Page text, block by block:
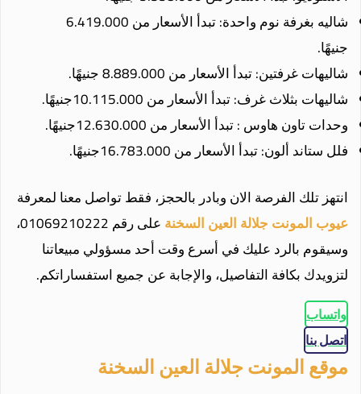
شاليه بغرفة نوم واحدة: تبدأ الأسعار من 6.419.000
جنيهًا.
شاليهات غرفتين: تبدأ الأسعار من 8.889.000 جنيهًا.
شاليهات بثلاث غرف: تبدأ الأسعار من 10.115.000جنيهًا.
وحدات تاون هاوس : تبدأ الأسعار من 12.630.000جنيهًا.
فلل ستاند ألون: تبدأ الأسعار من 16.783.000جنيهًا.
انتهز تلك الفرصة الان وبادر بالحجز، فقط تواصل معنا لمعرفة
عيوب المونت جلالة العينالسخنة
على رقم 01069210222،
وسيقوم بالرد عليك في أسرع وقت أحد مسؤولي مبيعاتنا
لتزويدك بكافة التفاصيل، والإجابة عن جميع استفساراتكم.
واتساب
اتصل بنا
موقع المونت جلالة العين السخنة